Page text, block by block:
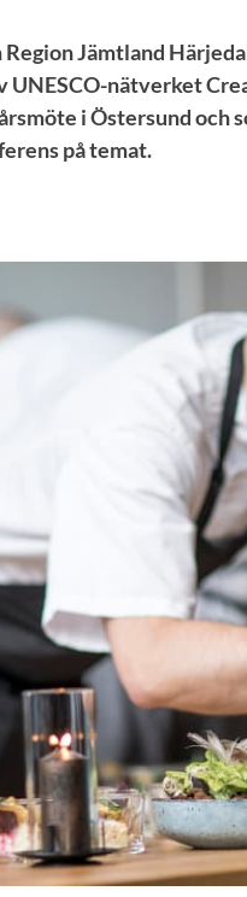
Jämtland
UNESCO-nätverket
i Östersund och
på temat.